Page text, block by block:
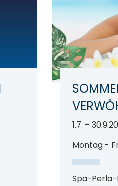
1.7. –
Montag -
Spa-Perla-